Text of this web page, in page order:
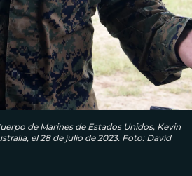
de Marines de Estados Unidos, Kevin
el 28 de julio de 2023. Foto: David